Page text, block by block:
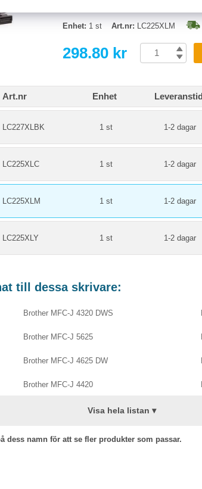
Enhet: 1 st Art.nr: LC225XLM
298.80 kr
Art.nr Enhet Leveranstid
LC227XLBK 1 st 1-2 dagar
LC225XLC 1 st 1-2 dagar
LC225XLM 1 st 1-2 dagar
LC225XLY 1 st 1-2 dagar
till dessa skrivare:
Brother MFC-J 4320 DWS
Brother MFC-J 5625
Brother MFC-J 4625 DW
Brother MFC-J 4420
Visa hela listan ▾
dess namn för att se fler produkter som passar.